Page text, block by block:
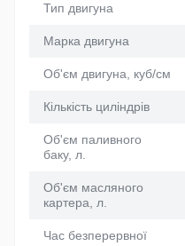
Тип двигуна
Марка двигуна
Об'єм двигуна, куб/см
Кількість циліндрів
Об'єм паливного
баку, л.
Об'єм масляного
картера, л.
Час безперервної